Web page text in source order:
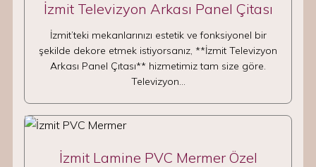
İzmit Televizyon Arkası Panel Çitası
İzmit’teki mekanlarınızı estetik ve fonksiyonel bir
şekilde dekore etmek istiyorsanız, **İzmit Televizyon
Arkası Panel Çıtası** hizmetimiz tam size göre.
Televizyon…
İzmit Lamine PVC Mermer Özel